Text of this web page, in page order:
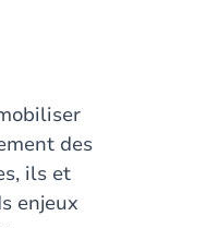
des
ils et
enjeux